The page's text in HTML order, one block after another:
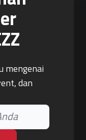
mengenai
dan